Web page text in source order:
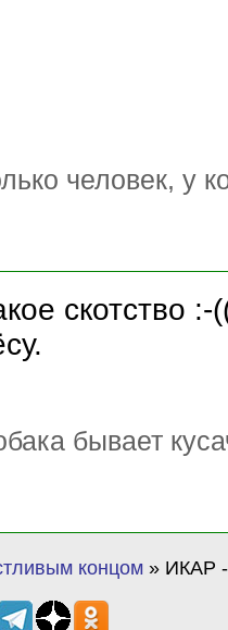
человек, у
скотство
бывает
концом » ИКАР